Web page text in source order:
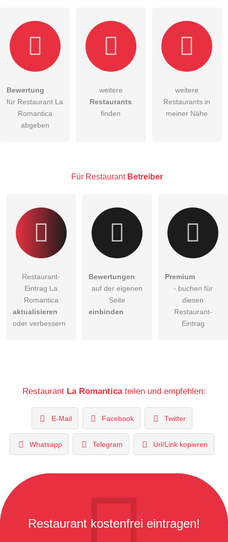
Hiermit akzeptiere ich dieAGB
DieDatenschutzerklärung habe ich zur Kenntnis genommen.
Besucher sichtbar.
Bewertung
für Restaurant La
Romantica
abgeben
weitere
Restaurants
finden
weitere
Restaurants in
meiner Nähe
Für Restaurant Betreiber
Restaurant-
Eintrag La
Romantica
aktualisieren
oder verbessern
Bewertungen
auf der eigenen
Seite
einbinden
Premium
- buchen für
diesen
Restaurant-
Eintrag
Restaurant La Romanticateilen und empfehlen:
E-Mail Facebook Twitter
Whatsapp Telegram Url/Link kopieren
Restaurant kostenfrei eintragen!